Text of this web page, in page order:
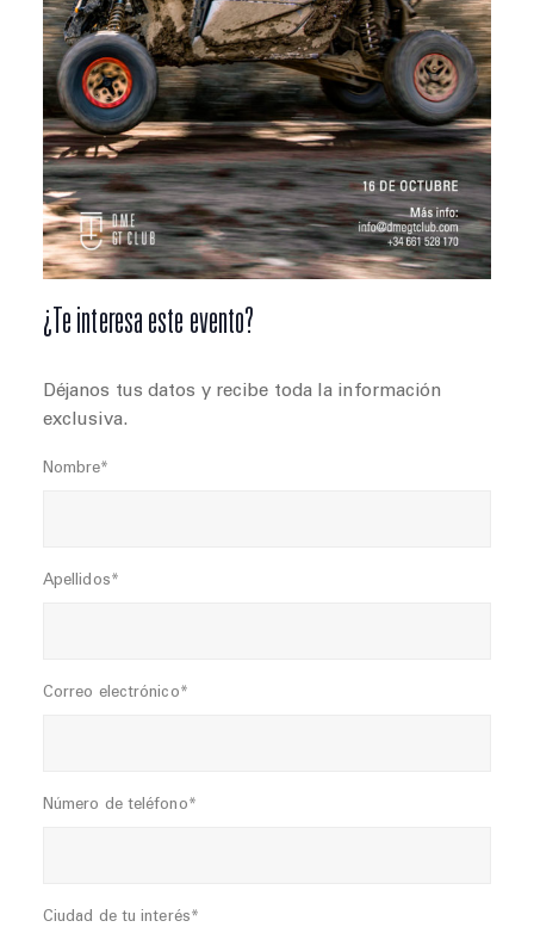
¿Te interesa este evento?
Déjanos tus datos y recibe toda la información
exclusiva.
Nombre*
Apellidos*
Correo electrónico*
Número de teléfono*
Ciudad de tu interés*